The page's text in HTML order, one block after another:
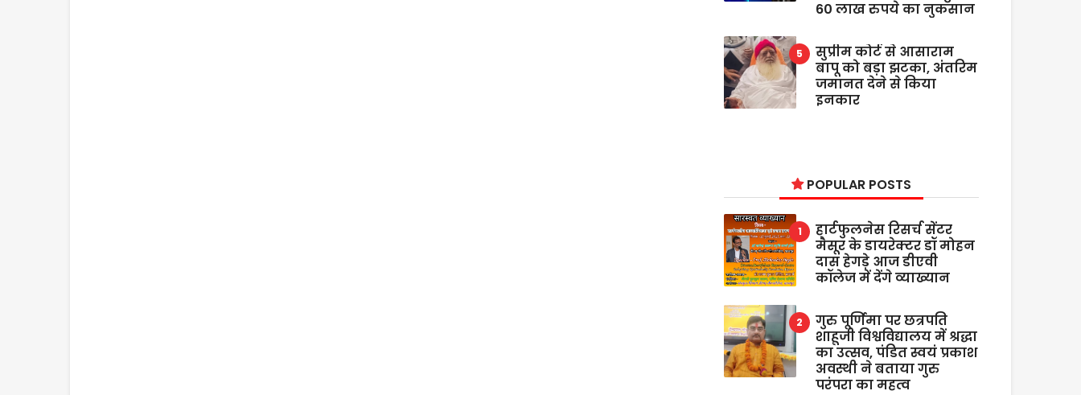
60 लाख रुपये का नुकसान
सुप्रीम कोर्ट से आसाराम
बापू को बड़ा झटका, अंतरिम
जमानत देने से किया
इनकार
POPULAR POSTS
हार्टफुलनेस रिसर्च सेंटर
मैसूर के डायरेक्टर डॉ मोहन
दास हेगड़े आज डीएवी
कॉलेज में देंगे व्याख्यान
गुरु पूर्णिमा पर छत्रपति
शाहूजी विश्वविद्यालय में श्रद्धा
का उत्सव, पंडित स्वयं प्रकाश
अवस्थी ने बताया गुरु
परंपरा का महत्व